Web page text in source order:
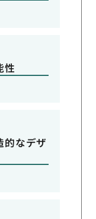
性
的なデザ